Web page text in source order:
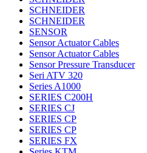
SCHNEIDER
SCHNEIDER
SENSOR
Sensor Actuator Cables
Sensor Actuator Cables
Sensor Pressure Transducer
Seri ATV 320
Series A1000
SERIES C200H
SERIES CJ
SERIES CP
SERIES CP
SERIES FX